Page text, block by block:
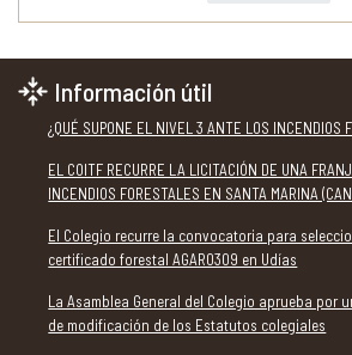
Información útil
¿QUÉ SUPONE EL NIVEL 3 ANTE LOS INCENDIOS
EL COITF RECURRE LA LICITACIÓN DE UNA
INCENDIOS FORESTALES EN SANTA MARINA
El Colegio recurre la convocatoria para
certificado forestal AGAR0309 en Udías
La Asamblea General del Colegio aprueba por
de modificación de los Estatutos colegiales